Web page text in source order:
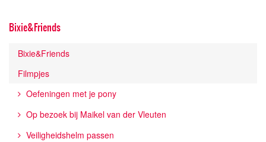
Bixie&Friends
Bixie&Friends
Filmpjes
Oefeningen met je pony
Op bezoek bij Maikel van der Vleuten
Veiligheidshelm passen